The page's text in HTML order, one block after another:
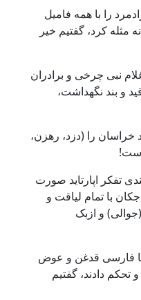
را با همه فامیل
مثله کرد، گفتیم خیر
نبی چرخی و برادران
و بند نگهداشت،
خراسان را (دزد، رهزن،
تفکر اپارتاید صورت
با تمام لیاقت و
و ازبک
فارسی قدغن و عوض
تحکم دادند، گفتیم